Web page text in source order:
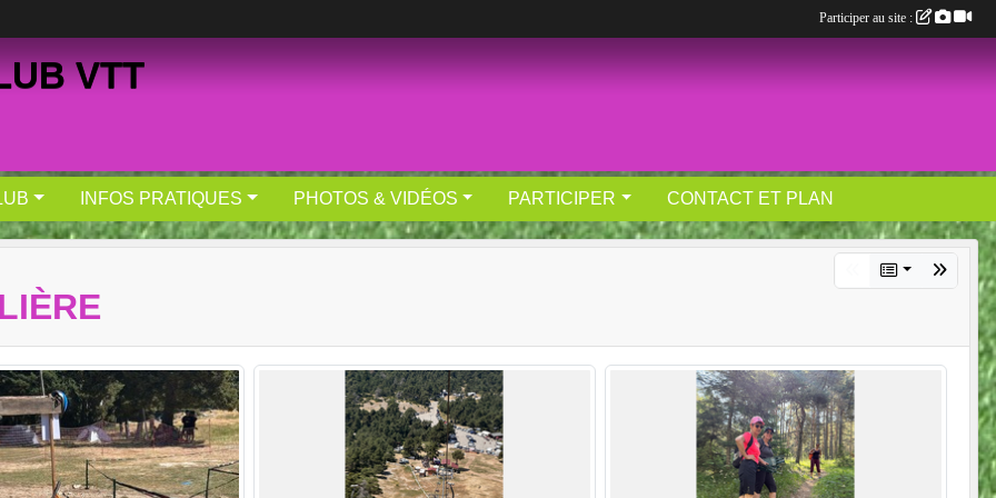
VTT
INFOS PRATIQUES PHOTOS & VIDÉOS PARTICIPER CONTACT ET PLAN
Participer au site :